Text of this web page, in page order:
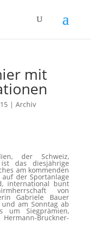
mit
| Archiv
der Schweiz,
das diesjährige
am kommenden
der Sportanlage
international bunt
von
Gabriele Bauer
am Sonntag ab
um Siegprämien,
Bruckner-